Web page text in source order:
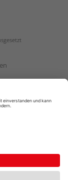
Datenschutz
widerrufen